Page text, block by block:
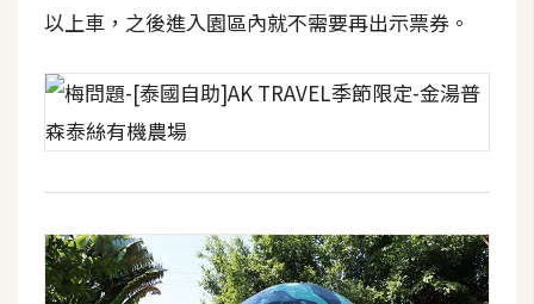
m
r
c
e
金
流
物
以上車，之後進入園區內就不需要再出示票券。